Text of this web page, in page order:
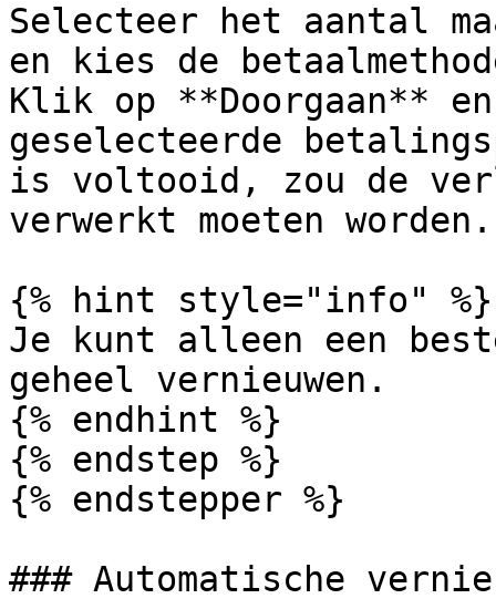
Selecteer het aantal
en kies de
Klik op **Doorgaan**
geselecteerde
is voltooid, zou de
verwerkt moeten worden.
{% hint style="info" %}
Je kunt alleen een
geheel vernieuwen.
{% endhint %}
{% endstep %}
{% endstepper %}
### Automatische